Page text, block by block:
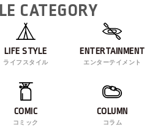
CATEGORY
LIFE STYLE
ライフスタイル
ENTERTAINMENT
エンターテイメント
COMIC
コミック
COLUMN
コラム